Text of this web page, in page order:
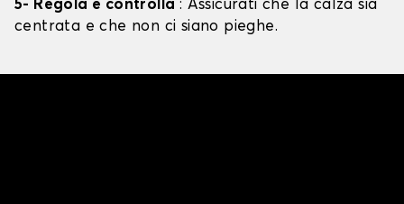
5- Regola e controlla : Assicurati che la calza sia
centrata e che non ci siano pieghe.